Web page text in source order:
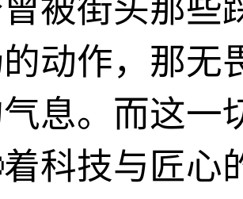
被街头那些
动作，那无
息。而这一
科技与匠心